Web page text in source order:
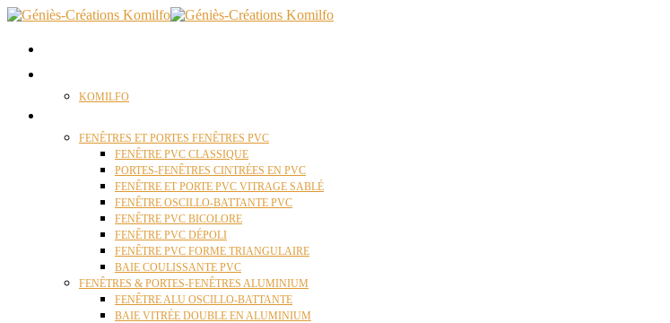
KOMILFO
FENÊTRES ET PORTES FENÊTRES PVC
FENÊTRE PVC CLASSIQUE
PORTES-FENÊTRES CINTRÉES EN PVC
FENÊTRE ET PORTE PVC VITRAGE SABLÉ
FENÊTRE OSCILLO-BATTANTE PVC
FENÊTRE PVC BICOLORE
FENÊTRE PVC DÉPOLI
FENÊTRE PVC FORME TRIANGULAIRE
BAIE COULISSANTE PVC
FENÊTRES & PORTES-FENÊTRES ALUMINIUM
FENÊTRE ALU OSCILLO-BATTANTE
BAIE VITRÉE DOUBLE EN ALUMINIUM